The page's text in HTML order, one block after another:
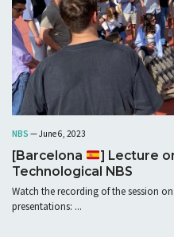
NBS — June 6, 2023
[Barcelona
] Lecture
Technological NBS
Watch the recording of the session
presentations: ...